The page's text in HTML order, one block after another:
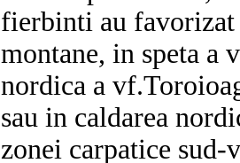
fierbinti au favorizat
montane, in speta a
nordica a
sau in caldarea
zonei carpatice sud-